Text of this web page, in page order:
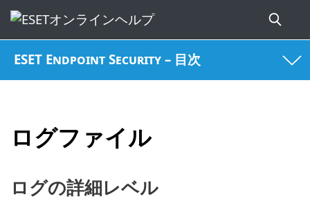
ESET Endpoint Security – 目次
ログファイル
ログの詳細レベル